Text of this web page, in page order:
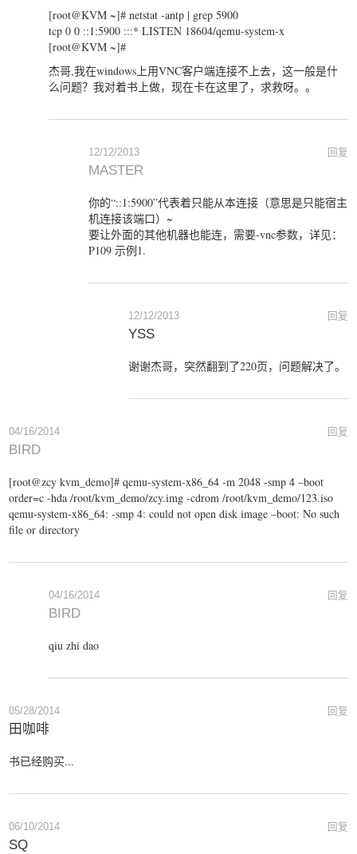
[root@KVM ~]# netstat -antp | grep 5900
tcp 0 0 ::1:5900 :::* LISTEN 18604/qemu-system-x
[root@KVM ~]#
杰哥,我在windows上用VNC客户端连接不上去，这一般是什
么问题？我对着书上做，现在卡在这里了，求救呀。。
回复
12/12/2013
MASTER
你的“::1:5900”代表着只能从本连接（意思是只能宿主
机连接该端口）~
要让外面的其他机器也能连，需要-vnc参数，详见：
P109 示例1.
回复
12/12/2013
YSS
谢谢杰哥，突然翻到了220页，问题解决了。
回复
04/16/2014
BIRD
[root@zcy kvm_demo]# qemu-system-x86_64 -m 2048 -smp 4 –boot
order=c -hda /root/kvm_demo/zcy.img -cdrom /root/kvm_demo/123.iso
qemu-system-x86_64: -smp 4: could not open disk image –boot: No such
file or directory
回复
04/16/2014
BIRD
qiu zhi dao
回复
05/28/2014
田咖啡
书已经购买...
回复
06/10/2014
SQ